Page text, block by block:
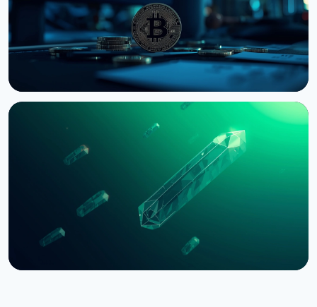
Bernstein предупреждает об обвале
крипторынка из-за провала CLARITY Act в